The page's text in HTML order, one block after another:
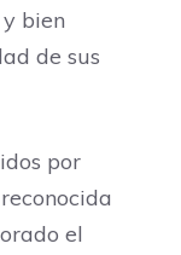
bien
de sus
por
el